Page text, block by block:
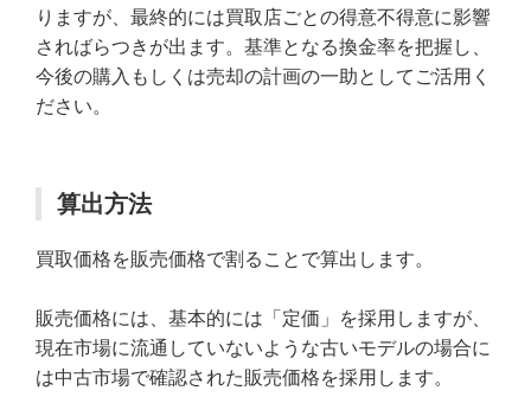
りますが、最終的には買取店ごとの得意不得意に影響
さればらつきが出ます。基準となる換金率を把握し、
今後の購入もしくは売却の計画の一助としてご活用く
ださい。
算出方法
買取価格を販売価格で割ることで算出します。
販売価格には、基本的には「定価」を採用しますが、
現在市場に流通していないような古いモデルの場合に
は中古市場で確認された販売価格を採用します。